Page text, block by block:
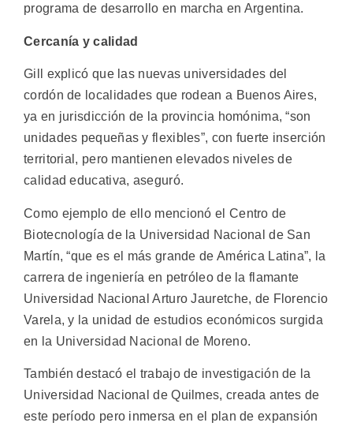
programa de desarrollo en marcha en Argentina.
Cercanía y calidad
Gill explicó que las nuevas universidades del
cordón de localidades que rodean a Buenos Aires,
ya en jurisdicción de la provincia homónima, “son
unidades pequeñas y flexibles”, con fuerte inserción
territorial, pero mantienen elevados niveles de
calidad educativa, aseguró.
Como ejemplo de ello mencionó el Centro de
Biotecnología de la Universidad Nacional de San
Martín, “que es el más grande de América Latina”, la
carrera de ingeniería en petróleo de la flamante
Universidad Nacional Arturo Jauretche, de Florencio
Varela, y la unidad de estudios económicos surgida
en la Universidad Nacional de Moreno.
También destacó el trabajo de investigación de la
Universidad Nacional de Quilmes, creada antes de
este período pero inmersa en el plan de expansión